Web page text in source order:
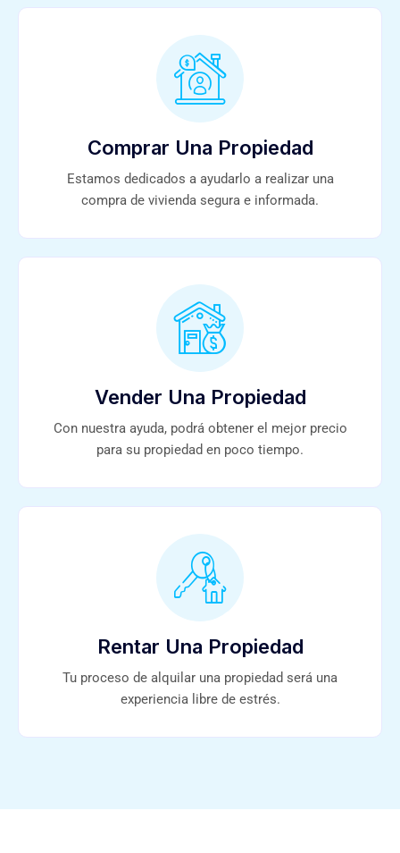
Comprar Una Propiedad
Estamos dedicados a ayudarlo a realizar una
compra de vivienda segura e informada.
Vender Una Propiedad
Con nuestra ayuda, podrá obtener el mejor precio
para su propiedad en poco tiempo.
Rentar Una Propiedad
Tu proceso de alquilar una propiedad será una
experiencia libre de estrés.